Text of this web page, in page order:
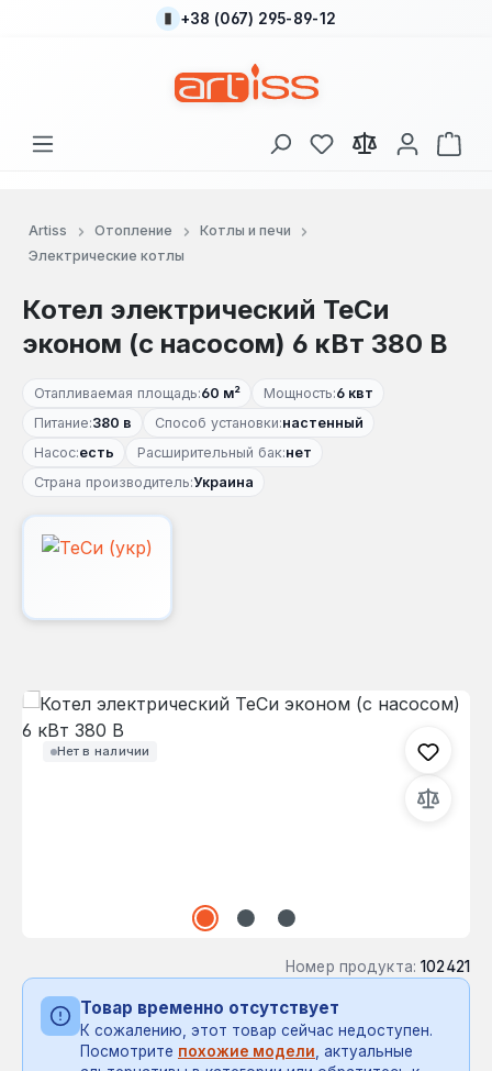
Перейти к основному содержанию
+38 (067) 295-89-12
У вас есть товары
В
Artiss Отопление
Котлы и печи
Электрические котлы
Котел электрический ТеСи
эконом (с насосом) 6 кВт 380 В
Отапливаемая площадь:60 м² Мощность:6 квт
Питание:380 в Способ установки:настенный
Насос:есть Расширительный бак:нет
Страна производитель:Украина
Нет в наличии
Пропустить галерею изображений
Номер продукта: 102421
Товар временно отсутствует
К сожалению, этот товар сейчас недоступен.
Посмотрите похожие модели, актуальные